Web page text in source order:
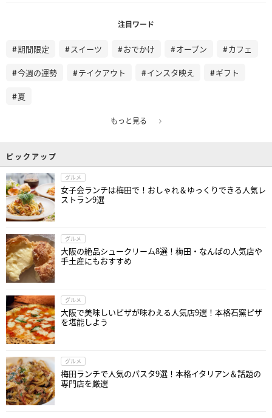
注目ワード
期間限定 スイーツ おでかけ オープン カフェ
今週の運勢 テイクアウト インスタ映え ギフト
夏
もっと見る
ピックアップ
グルメ
女子会ランチは梅田で！おしゃれ＆ゆっくりできる人気レ
ストラン9選
グルメ
大阪の絶品シュークリーム8選！梅田・なんばの人気店や
手土産にもおすすめ
グルメ
大阪で美味しいピザが味わえる人気店9選！本格石窯ピザ
を堪能しよう
グルメ
梅田ランチで人気のパスタ9選！本格イタリアン＆話題の
専門店を厳選